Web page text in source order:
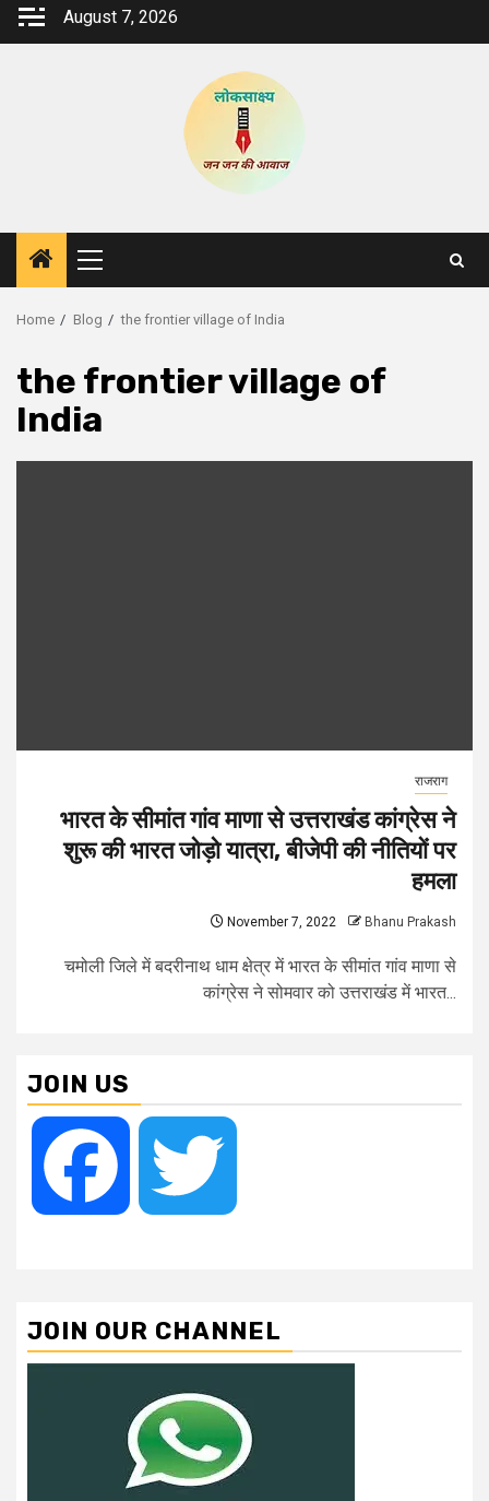
Skip
August 7, 2026
Primary
Menu
Home Blog the frontier village of India
the frontier village of
India
राजराग
भारत के सीमांत गांव माणा से उत्तराखंड कांग्रेस ने
शुरू की भारत जोड़ो यात्रा, बीजेपी की नीतियों पर
हमला
November 7, 2022 Bhanu Prakash
चमोली जिले में बदरीनाथ धाम क्षेत्र में भारत के सीमांत गांव माणा से
कांग्रेस ने सोमवार को उत्तराखंड में भारत...
JOIN US
Facebook
JOIN OUR CHANNEL